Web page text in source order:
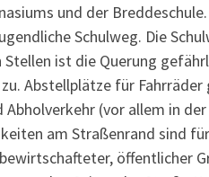
und der Breddeschule.
Schulweg. Die
ist die Querung
Abstellplätze für Fahrräder
(vor allem in
am Straßenrand sind
öffentlicher